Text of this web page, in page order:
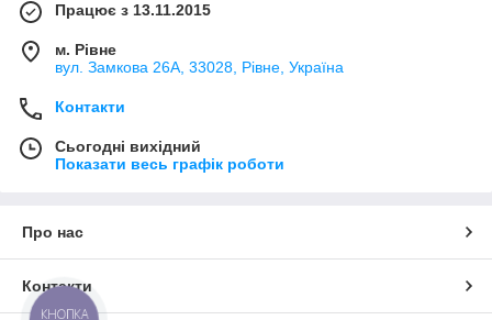
Працює з 13.11.2015
м. Рівне
вул. Замкова 26А, 33028, Рівне, Україна
Контакти
Сьогодні вихідний
Показати весь графік роботи
Про нас
Контакти
КНОПКА